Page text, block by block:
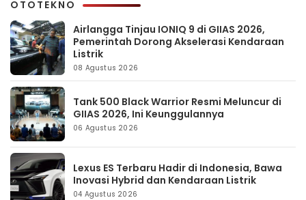
OTOTEKNO
Airlangga Tinjau IONIQ 9 di GIIAS 2026,
Pemerintah Dorong Akselerasi Kendaraan
Listrik
08 Agustus 2026
Tank 500 Black Warrior Resmi Meluncur di
GIIAS 2026, Ini Keunggulannya
06 Agustus 2026
Lexus ES Terbaru Hadir di Indonesia, Bawa
Inovasi Hybrid dan Kendaraan Listrik
04 Agustus 2026